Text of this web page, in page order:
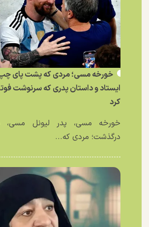
خورخه مسی؛ مردی که پشت پای
ایستاد و داستان پدری که سرنوشت
کرد
درگذشت؛ مردی که...